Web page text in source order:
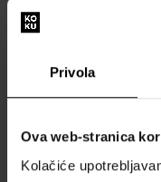
Privola
Ova web-stranica
Kolačiće
Moschino Pink Bouquet
100ml - Toaletna voda -